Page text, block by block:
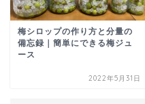
梅シロップの作り方と分量の
備忘録｜簡単にできる梅ジュ
ース
2022年5月31日